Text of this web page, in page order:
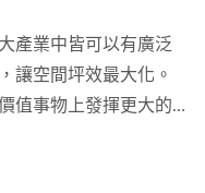
產業中皆可以有廣泛
讓空間坪效最大化。
值事物上發揮更大的